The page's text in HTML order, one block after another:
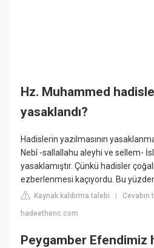
Hz. Muhammed
yasaklandı?
Hadislerin yazılmasının
Nebî -sallallahu aleyhi ve sellem-
yasaklamıştır. Çünkü hadisler
ezberlenmesi kaçıyordu. Bu
Kaynak kaldırma talebi |Cevabın
hadeethenc.com
Peygamber Efendimiz